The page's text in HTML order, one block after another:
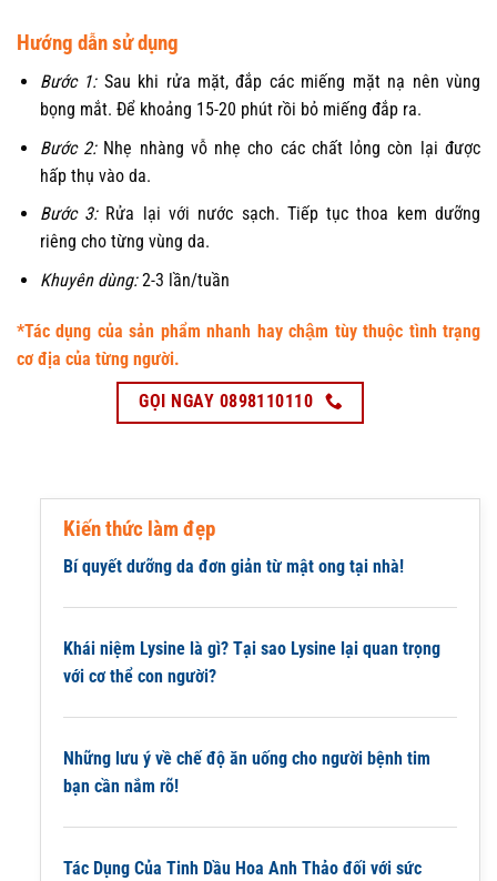
Hướng dẫn sử dụng
Bước 1:Sau khi rửa mặt, đắp các miếng mặt nạ nên vùng
bọng mắt. Để khoảng 15-20 phút rồi bỏ miếng đắp ra.
Bước 2:Nhẹ nhàng vỗ nhẹ cho các chất lỏng còn lại được
hấp thụ vào da.
Bước 3:Rửa lại với nước sạch. Tiếp tục thoa kem dưỡng
riêng cho từng vùng da.
Khuyên dùng:2-3 lần/tuần
*Tác dụng của sản phẩm nhanh hay chậm tùy thuộc tình trạng
cơ địa của từng người.
GỌI NGAY 0898110110
Kiến thức làm đẹp
Bí quyết dưỡng da đơn giản từ mật ong tại nhà!
Khái niệm Lysine là gì? Tại sao Lysine lại quan trọng
với cơ thể con người?
Những lưu ý về chế độ ăn uống cho người bệnh tim
bạn cần nắm rõ!
Tác Dụng Của Tinh Dầu Hoa Anh Thảo đối với sức